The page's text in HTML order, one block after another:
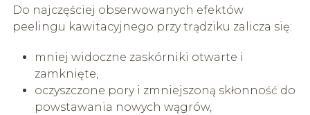
Do najczęściej obserwowanych efektów
peelingu kawitacyjnego przy trądziku zalicza się:
mniej widoczne zaskórniki otwarte i
zamknięte,
oczyszczone pory i zmniejszoną skłonność do
powstawania nowych wągrów,